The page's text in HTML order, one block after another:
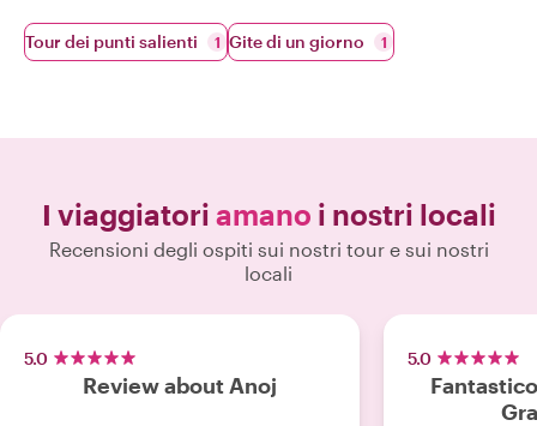
Tour dei punti salienti 1 Gite di un giorno 1
I viaggiatori amano i nostri locali
Recensioni degli ospiti sui nostri tour e sui nostri
locali
5.0
Review about Anoj
5.0